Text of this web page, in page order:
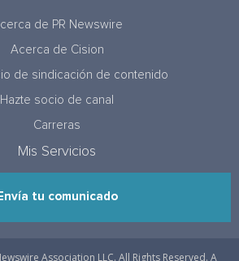
de PR Newswire
Acerca de Cision
de sindicación de contenido
Hazte socio de canal
Carreras
Mis Servicios
Envía tu comunicado
Association LLC. All Rights Reserved. A